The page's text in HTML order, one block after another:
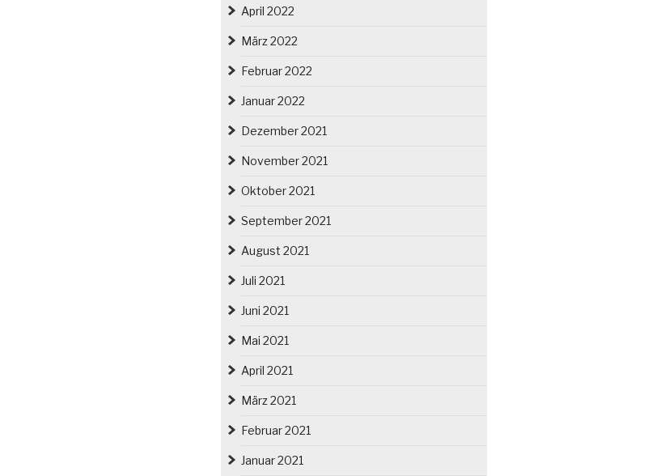
April 2022
März 2022
Februar 2022
Januar 2022
Dezember 2021
November 2021
Oktober 2021
September 2021
August 2021
Juli 2021
Juni 2021
Mai 2021
April 2021
März 2021
Februar 2021
Januar 2021